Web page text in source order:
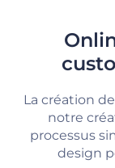
La création
notre
processus
design